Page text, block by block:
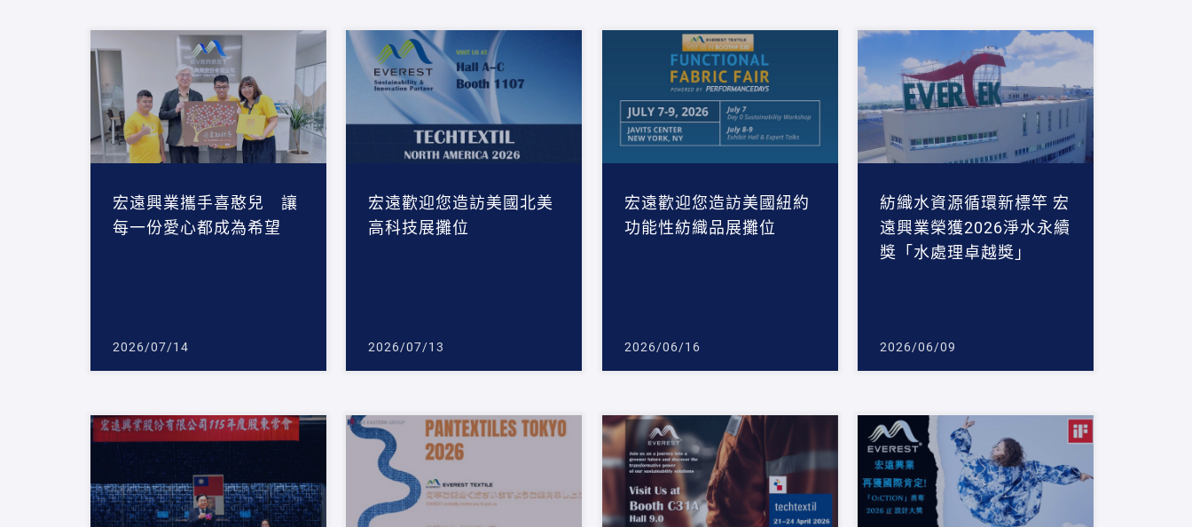
宏遠興業攜手喜憨兒 讓
每一份愛心都成為希望
2026/07/14
宏遠歡迎您造訪美國北美
高科技展攤位
2026/07/13
宏遠歡迎您造訪美國紐約
功能性紡織品展攤位
2026/06/16
紡織水資源循環新標竿 宏
遠興業榮獲2026淨水永續
獎「水處理卓越獎」
2026/06/09